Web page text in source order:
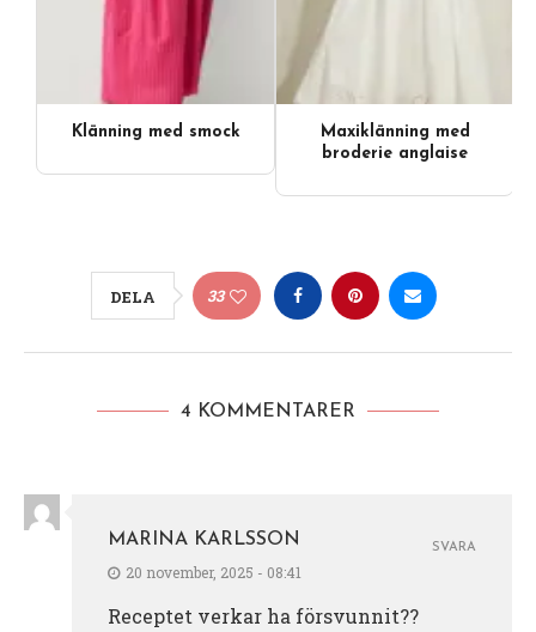
Klänning med smock
Maxiklänning med
broderie anglaise
DELA 33
4 KOMMENTARER
MARINA KARLSSON
20 november, 2025 - 08:41
Receptet verkar ha försvunnit??
SVARA